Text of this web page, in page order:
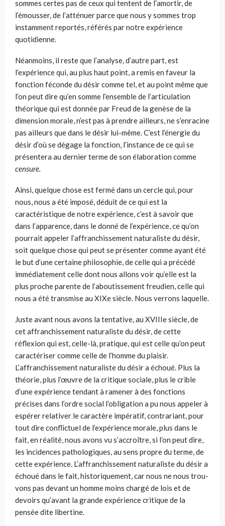
sommes certes pas de ceux qui tentent de l’amortir, de
l’émousser, de l’atténuer parce que nous y sommes trop
instam­ment reportés, référés par notre expérience
quotidienne.
Néanmoins, il reste que l’analyse, d’autre part, est
l’expérience qui, au plus haut point, a remis en faveur la
fonction féconde du désir comme tel, et au point même que
l’on peut dire qu’en somme l’ensemble de l’articu­lation
théorique qui est donnée par Freud de la genèse de la
dimension morale, n’est pas à prendre ailleurs, ne s’enracine
pas ailleurs que dans le désir lui-même. C’est l’énergie du
désir d’où se dégage la fonction, l’ins­tance de ce qui se
présentera au dernier terme de son élaboration comme
censure.
Ainsi, quelque chose est fermé dans un cercle qui, pour
nous, nous a été imposé, déduit de ce qui est la
caractéristique de notre expérience, c’est à savoir que
dans l’apparence, dans le donné de l’expérience, ce qu’on
pour­rait appeler l’affranchissement naturaliste du désir,
soit quelque chose qui peut se présenter comme ayant été
le but d’une certaine philosophie, de celle qui a précédé
immédiatement celle dont nous allons voir qu’elle est la
plus proche parente de l’aboutissement freudien, celle qui
nous a été transmise au XIXe siècle. Nous verrons laquelle.
Juste avant nous avons la tentative, au XVIIIe siècle, de
cet affranchisse­ment naturaliste du désir, de cette
réflexion qui est, celle-là, pratique, qui est celle qu’on peut
caractériser comme celle de l’homme du plaisir.
L’affranchissement naturaliste du désir a échoué. Plus la
théorie, plus l’œuvre de la critique sociale, plus le crible
d’une expérience tendant à ramener à des fonctions
précises dans l’ordre social l’obligation a pu nous appeler à
espérer relativer le caractère impératif, contrariant, pour
tout dire conflictuel de l’expérience morale, plus dans le
fait, en réalité, nous avons vu s’accroître, si l’on peut dire,
les incidences pathologiques, au sens propre du terme, de
cette expérience. L’affranchissement naturaliste du désir a
échoué dans le fait, historiquement, car nous ne nous trou­
vons pas devant un homme moins chargé de lois et de
devoirs qu’avant la grande expérience critique de la
pensée dite libertine.